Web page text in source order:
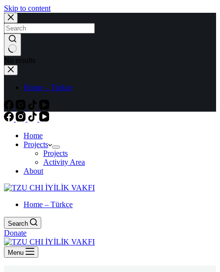
Skip to content
No results
Home – Türkçe
Home
Projects
Projects
Activity Area
About
Home – Türkçe
Search
Donate
Menu